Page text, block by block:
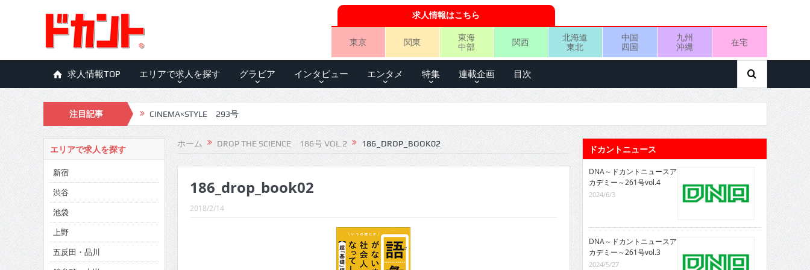
求人情報はこちら
東京 関東
東海
中部
関西
北海道
東北
中国
四国
九州
沖縄
在宅
求人情報TOP エリアで求人を探す グラビア インタビュー エンタメ 特集 連載企画 目次
注目記事
CINEMA×STYLE 293号
CINEMA×STYLE 292号
CINEMA×STYLE 291号
CINEMA×STYLE 290号
CINEMA×STYLE 289号
CINEMA×STYLE 288号
CINEMA×STYLE 287号
CINEMA×STYLE 286号
ホーム DROP THE SCIENCE 186号 VOL.2 186_DROP_BOOK02
186_drop_book02
2018/2/14
エリアで求人を探す
新宿
渋谷
池袋
上野
五反田・品川
ドカントニュース
DNA～ドカントニュースア
カデミー～261号vol.4
2024/6/3
DNA～ドカントニュースア
カデミー～261号vol.3
2024/5/27